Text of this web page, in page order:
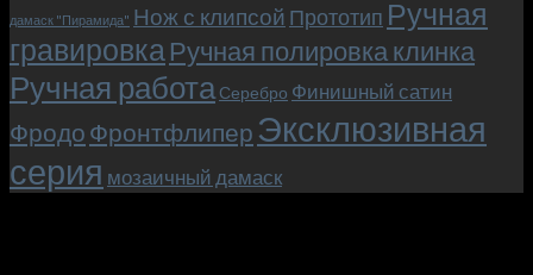
дамаск "Пирамида" Нож с клипсой Прототип Ручная
гравировкаРучная полировка клинка
Ручная работа Серебро Финишный сатин
Фродо Фронтфлипер Эксклюзивная
серия мозаичный дамаск